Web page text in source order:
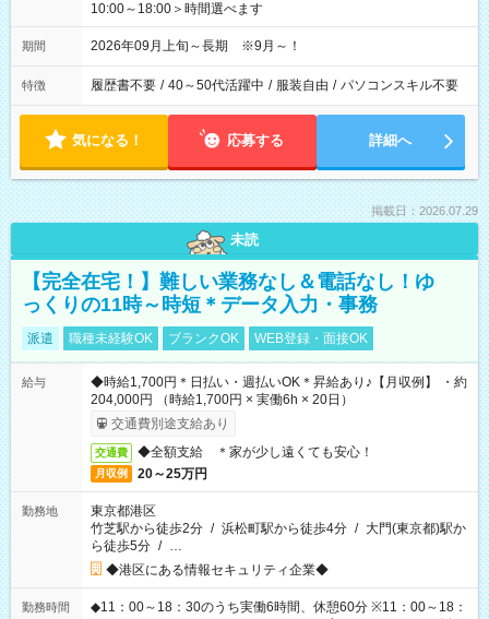
10:00～18:00＞時間選べます
期間 2026年09月上旬～長期 ※9月～！
特徴 履歴書不要 / 40～50代活躍中 / 服装自由 / パソコンスキル不要
気になる！ 応募する 詳細へ
掲載日：2026.07.29
未読
【完全在宅！】難しい業務なし＆電話なし！ゆ
っくりの11時～時短＊データ入力・事務
派遣 職種未経験OK ブランクOK WEB登録・面接OK
給与
◆時給1,700円＊日払い・週払いOK＊昇給あり♪【月収例】 ・約
204,000円 （時給1,700円 × 実働6h × 20日）
交通費別途支給あり
交通費 ◆全額支給 ＊家が少し遠くても安心！
月収例 20～25万円
勤務地
東京都港区
竹芝駅から徒歩2分 / 浜松町駅から徒歩4分 / 大門(東京都)駅か
ら徒歩5分 / …
◆港区にある情報セキュリティ企業◆
勤務時間
◆11：00～18：30のうち実働6時間、休憩60分 ※11：00～18：